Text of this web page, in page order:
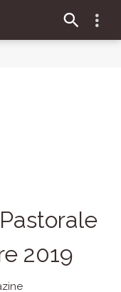
2019